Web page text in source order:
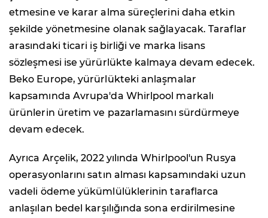
etmesine ve karar alma süreçlerini daha etkin
şekilde yönetmesine olanak sağlayacak. Taraflar
arasındaki ticari iş birliği ve marka lisans
sözleşmesi ise yürürlükte kalmaya devam edecek.
Beko Europe, yürürlükteki anlaşmalar
kapsamında Avrupa'da Whirlpool markalı
ürünlerin üretim ve pazarlamasını sürdürmeye
devam edecek.
Ayrıca Arçelik, 2022 yılında Whirlpool'un Rusya
operasyonlarını satın alması kapsamındaki uzun
vadeli ödeme yükümlülüklerinin taraflarca
anlaşılan bedel karşılığında sona erdirilmesine